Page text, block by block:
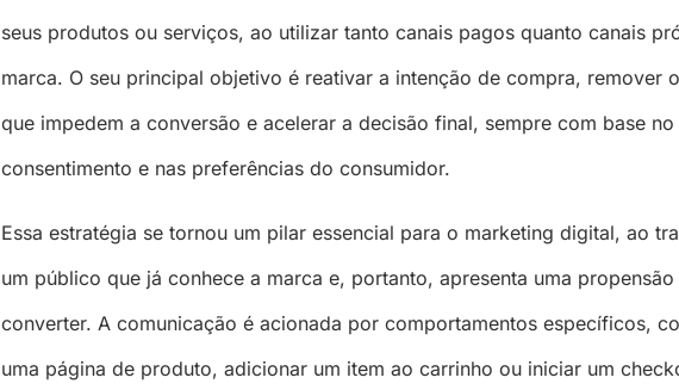
seus produtos ou serviços, ao utilizar tanto canais pagos quanto canais
marca. O seu principal objetivo é reativar a intenção de compra, remover
que impedem a conversão e acelerar a decisão final, sempre com base no
consentimento e nas preferências do consumidor.
Essa estratégia se tornou um pilar essencial para o marketing digital, ao
um público que já conhece a marca e, portanto, apresenta uma
converter. A comunicação é acionada por comportamentos específicos,
uma página de produto, adicionar um item ao carrinho ou iniciar um